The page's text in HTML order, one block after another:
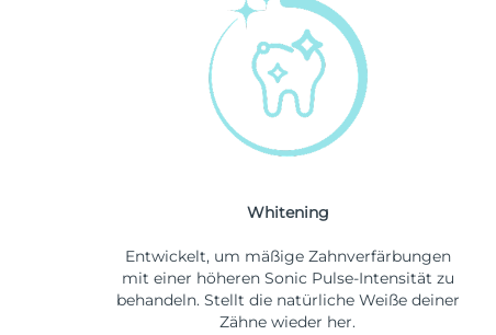
Whitening
Entwickelt, um mäßige Zahnverfärbungen
mit einer höheren Sonic Pulse-Intensität zu
behandeln. Stellt die natürliche Weiße deiner
Zähne wieder her.